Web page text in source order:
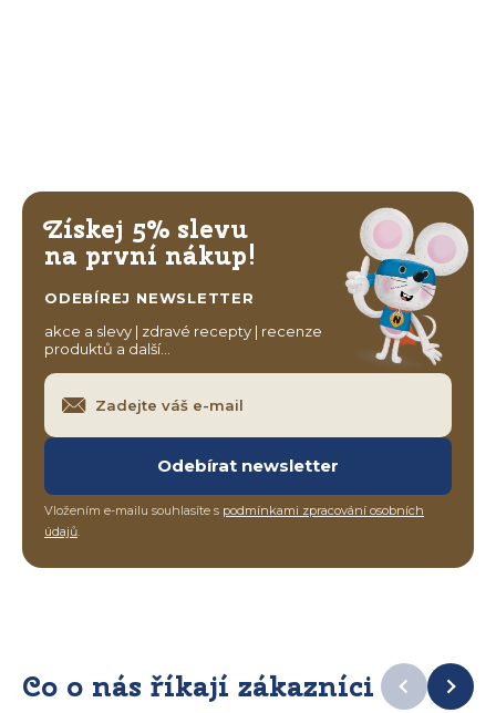
Získej 5% slevu
na první nákup!
ODEBÍREJ NEWSLETTER
akce a slevy | zdravé recepty | recenze
produktů a další…
Odebírat newsletter
Vložením e-mailu souhlasíte s podmínkami zpracování osobních
údajů.
Co o nás říkají zákazníci